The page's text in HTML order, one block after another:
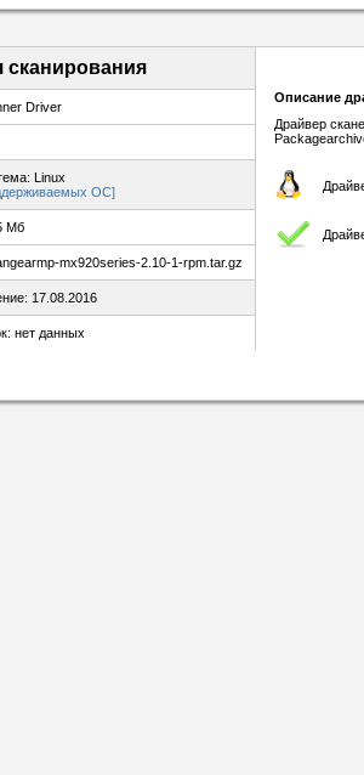
сканирования
Driver
Linux
ОС]
Мб
mx920series-2.10-1-rpm.tar.gz
17.08.2016
нет данных
Описание
Драйвер